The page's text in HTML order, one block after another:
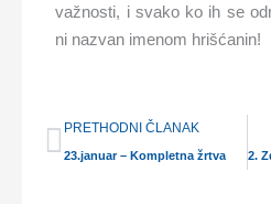
važnosti, i svako ko ih se
ni nazvan imenom hrišćanin!
Prev
PRETHODNI ČLANAK
23.januar – Kompletna žrtva